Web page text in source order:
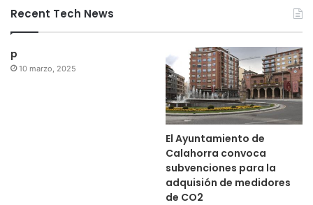
Recent Tech News
p
10 marzo, 2025
El Ayuntamiento de
Calahorra convoca
subvenciones para la
adquisión de medidores
de CO2